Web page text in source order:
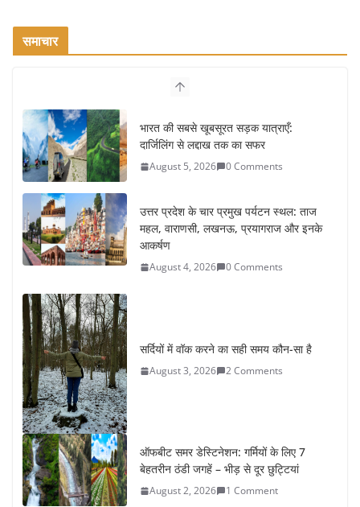
समाचार
भारत की सबसे खूबसूरत सड़क यात्राएँ:
दार्जिलिंग से लद्दाख तक का सफर
August 5, 2026 0 Comments
उत्तर प्रदेश के चार प्रमुख पर्यटन स्थल: ताज
महल, वाराणसी, लखनऊ, प्रयागराज और इनके
आकर्षण
August 4, 2026 0 Comments
सर्दियों में वॉक करने का सही समय कौन-सा है
August 3, 2026 2 Comments
ऑफबीट समर डेस्टिनेशन: गर्मियों के लिए 7
बेहतरीन ठंडी जगहें – भीड़ से दूर छुट्टियां
August 2, 2026 1 Comment